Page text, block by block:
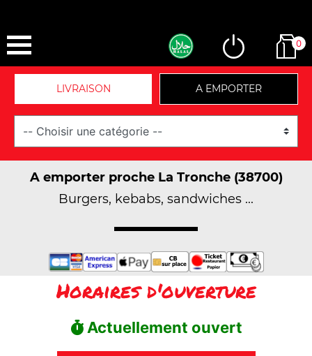
0
LIVRAISON A EMPORTER
A emporter proche La Tronche (38700)
Burgers, kebabs, sandwiches ...
Horaires d'ouverture
Actuellement ouvert